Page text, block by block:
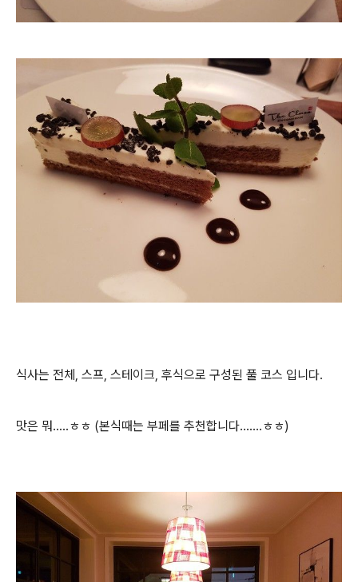
식사는 전체, 스프, 스테이크, 후식으로 구성된 풀 코스 입니다.
맛은 뭐.....ㅎㅎ (본식때는 부페를 추천합니다.......ㅎㅎ)